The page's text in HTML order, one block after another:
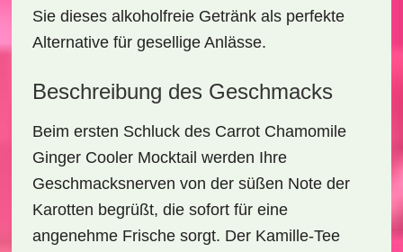
Sie dieses alkoholfreie Getränk als perfekte
Alternative für gesellige Anlässe.
Beschreibung des Geschmacks
Beim ersten Schluck des Carrot Chamomile
Ginger Cooler Mocktail werden Ihre
Geschmacksnerven von der süßen Note der
Karotten begrüßt, die sofort für eine
angenehme Frische sorgt. Der Kamille-Tee